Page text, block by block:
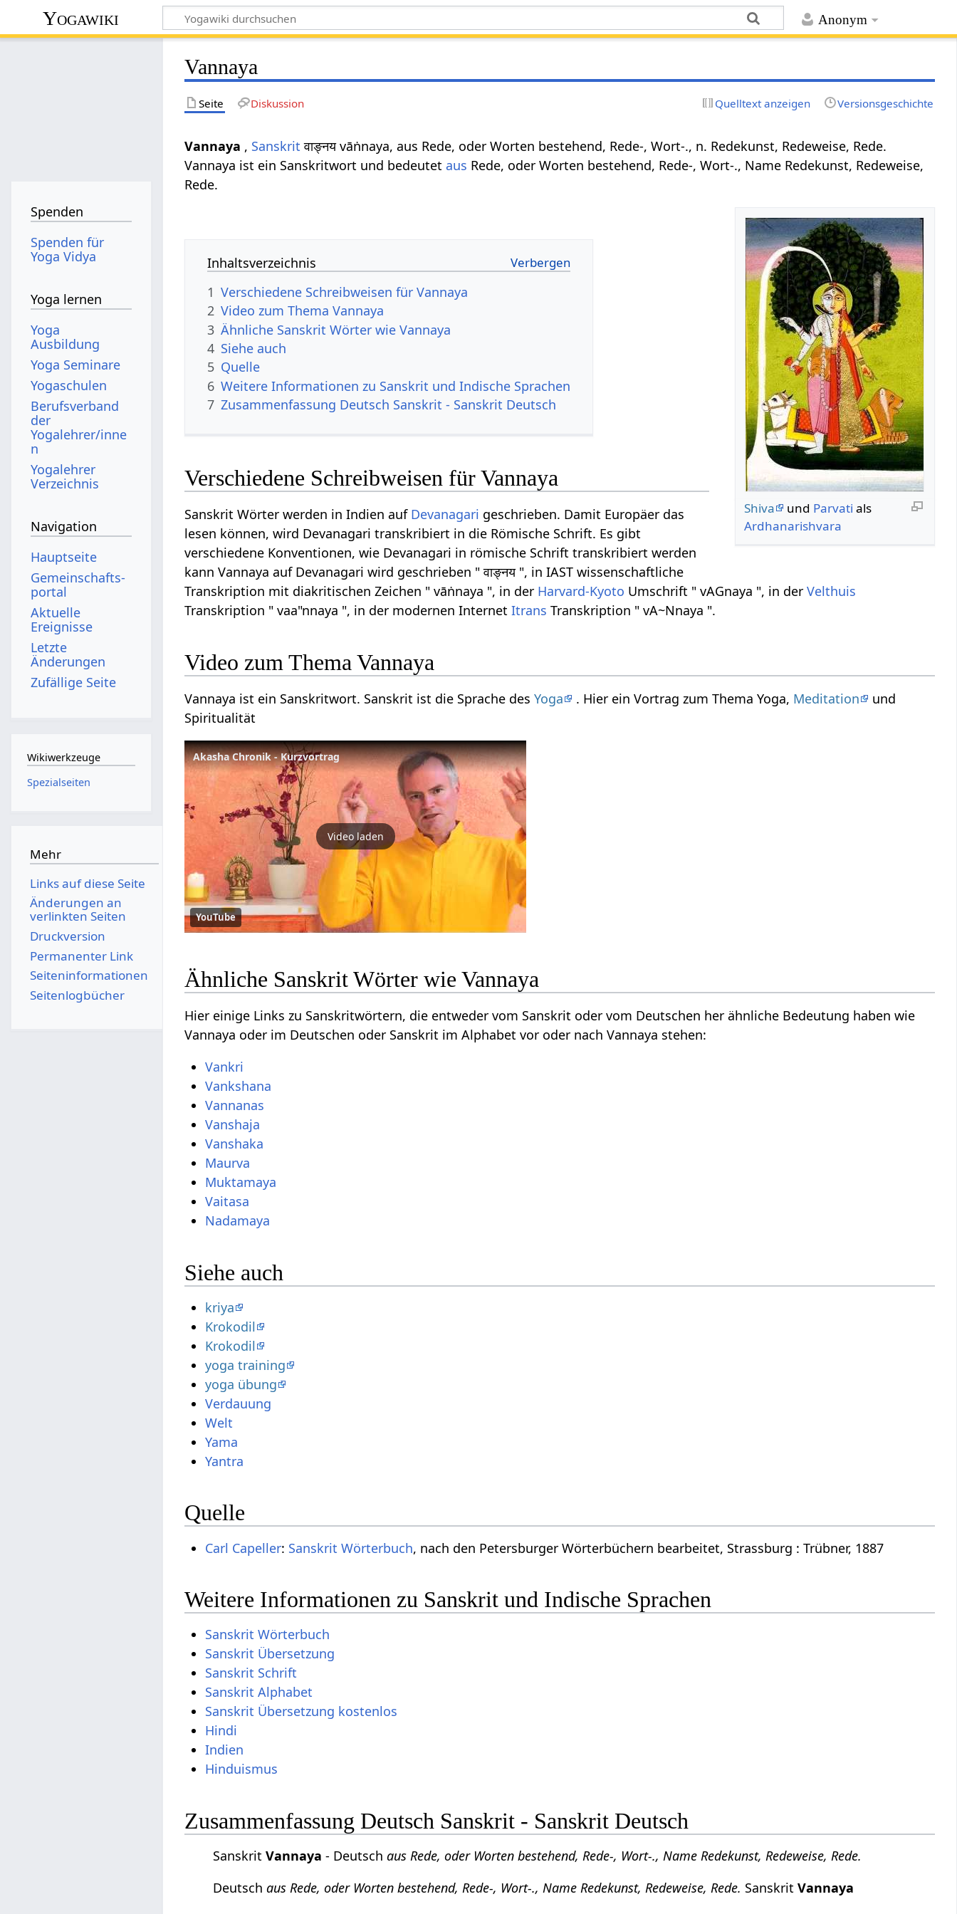
Anonym
Yogawiki
Vannaya
Seite Diskussion Quelltext anzeigen Versionsgeschichte
Vannaya , Sanskrit वाङ्नय vāṅnaya, aus Rede, oder Worten bestehend, Rede-, Wort-., n. Redekunst, Redeweise, Rede.
Vannaya ist ein Sanskritwort und bedeutet aus Rede, oder Worten bestehend, Rede-, Wort-., Name Redekunst, Redeweise,
Rede.
Shiva und Parvati als
Ardhanarishvara
Inhaltsverzeichnis
1 Verschiedene Schreibweisen für Vannaya
2 Video zum Thema Vannaya
3 Ähnliche Sanskrit Wörter wie Vannaya
4 Siehe auch
5 Quelle
6 Weitere Informationen zu Sanskrit und Indische Sprachen
7 Zusammenfassung Deutsch Sanskrit - Sanskrit Deutsch
Verschiedene Schreibweisen für Vannaya
Sanskrit Wörter werden in Indien auf Devanagari geschrieben. Damit Europäer das
lesen können, wird Devanagari transkribiert in die Römische Schrift. Es gibt
verschiedene Konventionen, wie Devanagari in römische Schrift transkribiert werden
kann Vannaya auf Devanagari wird geschrieben " वाङ्नय ", in IAST wissenschaftliche
Transkription mit diakritischen Zeichen " vāṅnaya ", in der Harvard-Kyoto Umschrift " vAGnaya ", in derVelthuis
Transkription " vaa"nnaya ", in der modernen InternetItrans Transkription " vA~Nnaya ".
Video zum Thema Vannaya
Vannaya ist ein Sanskritwort. Sanskrit ist die Sprache desYoga . Hier ein Vortrag zum Thema Yoga, Meditation
und
Spiritualität
Akasha Chronik - Kurzvortrag
Video laden
YouTube
Ähnliche Sanskrit Wörter wie Vannaya
Hier einige Links zu Sanskritwörtern, die entweder vom Sanskrit oder vom Deutschen her ähnliche Bedeutung haben wie
Vannaya oder im Deutschen oder Sanskrit im Alphabet vor oder nach Vannaya stehen:
Vankri
Vankshana
Vannanas
Vanshaja
Vanshaka
Maurva
Muktamaya
Vaitasa
Nadamaya
Siehe auch
kriya
Krokodil
Krokodil
yoga training
yoga übung
Verdauung
Welt
Yama
Yantra
Quelle
Carl Capeller: Sanskrit Wörterbuch, nach den Petersburger Wörterbüchern bearbeitet, Strassburg : Trübner, 1887
Weitere Informationen zu Sanskrit und Indische Sprachen
Sanskrit Wörterbuch
Sanskrit Übersetzung
Sanskrit Schrift
Sanskrit Alphabet
Sanskrit Übersetzung kostenlos
Hindi
Indien
Hinduismus
Zusammenfassung Deutsch Sanskrit - Sanskrit Deutsch
SanskritVannaya - Deutschaus Rede, oder Worten bestehend, Rede-, Wort-., Name Redekunst, Redeweise, Rede.
Deutschaus Rede, oder Worten bestehend, Rede-, Wort-., Name Redekunst, Redeweise, Rede. SanskritVannaya
Spenden
Spenden für
Yoga Vidya
Yoga lernen
Yoga
Ausbildung
Yoga Seminare
Yogaschulen
Berufsverband
der
Yogalehrer/inne
n
Yogalehrer
Verzeichnis
Navigation
Hauptseite
Gemeinschafts­
portal
Aktuelle
Ereignisse
Letzte
Änderungen
Zufällige Seite
Wikiwerkzeuge
Spezialseiten
Mehr
Links auf diese Seite
Änderungen an
verlinkten Seiten
Druckversion
Permanenter Link
Seiten­­informationen
Seitenlogbücher